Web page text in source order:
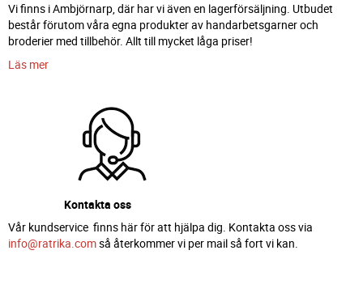
Vi finns i Ambjörnarp, där har vi även en lagerförsäljning. Utbudet
består förutom våra egna produkter av handarbetsgarner och
broderier med tillbehör. Allt till mycket låga priser!
Läs mer
Kontakta oss
Vår kundservice finns här för att hjälpa dig. Kontakta oss via
info@ratrika.comså återkommer vi per mail så fort vi kan.